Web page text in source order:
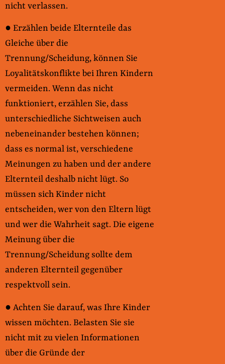
nicht verlassen.
● Erzählen beide Elternteile das
Gleiche über die
Trennung/Scheidung, können Sie
Loyalitätskonflikte bei Ihren Kindern
vermeiden. Wenn das nicht
funktioniert, erzählen Sie, dass
unterschiedliche Sichtweisen auch
nebeneinander bestehen können;
dass es normal ist, verschiedene
Meinungen zu haben und der andere
Elternteil deshalb nicht lügt. So
müssen sich Kinder nicht
entscheiden, wer von den Eltern lügt
und wer die Wahrheit sagt. Die eigene
Meinung über die
Trennung/Scheidung sollte dem
anderen Elternteil gegenüber
respektvoll sein.
● Achten Sie darauf, was Ihre Kinder
wissen möchten. Belasten Sie sie
nicht mit zu vielen Informationen
über die Gründe der